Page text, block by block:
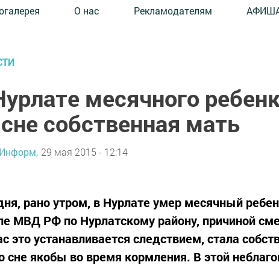
О нас Рекламодателям
месячного
собственная мать
29 мая 2015 - 12:14
рано утром, в Нурлате умер месячный
МВД РФ по Нурлатскому району, причиной
это устанавливается следствием, стала
сне якобы во время кормления. В этой